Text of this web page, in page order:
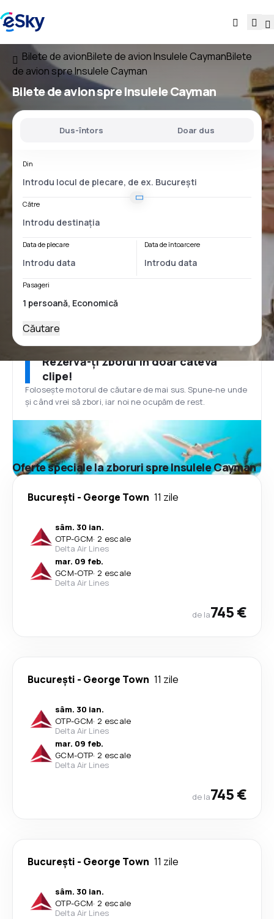
Bilete de avionBilete de avion Insulele CaymanBilete
de avion spre Insulele Cayman
Bilete de avionspre Insulele Cayman
Dus-întors Doar dus
Din
Către
Data de plecare Data de întoarcere
Pasageri
Căutare
Rezervă-ți zborul în doar câteva
clipe!
Folosește motorul de căutare de mai sus. Spune-ne unde
și când vrei să zbori, iar noi ne ocupăm de rest.
Oferte speciale la zboruri spre Insulele Cayman
București - George Town 11 zile
sâm. 30 ian.
OTP-GCM· 2 escale
Delta Air Lines
mar. 09 feb.
GCM-OTP· 2 escale
Delta Air Lines
de la745 €
București - George Town 11 zile
sâm. 30 ian.
OTP-GCM· 2 escale
Delta Air Lines
mar. 09 feb.
GCM-OTP· 2 escale
Delta Air Lines
de la745 €
București - George Town 11 zile
sâm. 30 ian.
OTP-GCM· 2 escale
Delta Air Lines